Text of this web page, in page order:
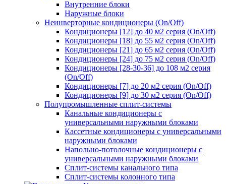
Внутренние блоки
Наружные блоки
Неинверторные кондиционеры (On/Off)
Кондиционеры [12] до 40 м2 серия (On/Off)
Кондиционеры [18] до 55 м2 серия (On/Off)
Кондиционеры [21] до 65 м2 серия (On/Off)
Кондиционеры [24] до 75 м2 серия (On/Off)
Кондиционеры [28-30-36] до 108 м2 серия
(On/Off)
Кондиционеры [7] до 20 м2 серия (On/Off)
Кондиционеры [9] до 30 м2 серия (On/Off)
Полупромышленные сплит-системы
Канальные кондиционеры с
универсальными наружными блоками
Кассетные кондиционеры с универсальными
наружными блоками
Напольно-потолочные кондиционеры с
универсальными наружными блоками
Сплит-системы канального типа
Сплит-системы колонного типа